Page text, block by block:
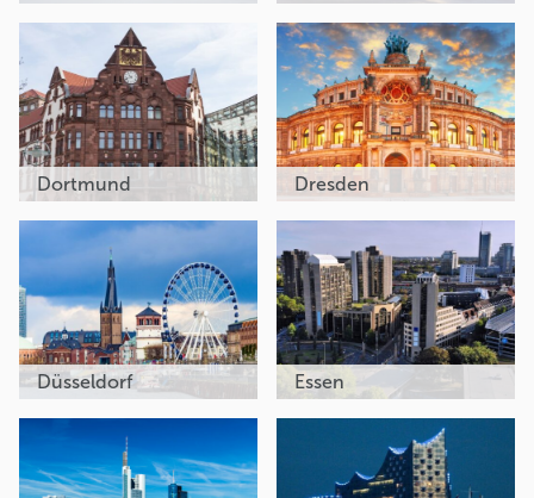
Dortmund Dresden
Düsseldorf Essen